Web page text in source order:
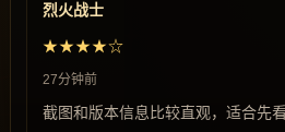
烈火战士
★★★★☆
27分钟前
截图和版本信息比较直观，适合先